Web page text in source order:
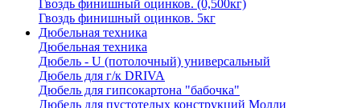
Гвоздь финишный оцинков. (0,500кг)
Гвоздь финишный оцинков. 5кг
Дюбельная техника
Дюбельная техника
Дюбель - U (потолочный) универсальный
Дюбель для г/к DRIVA
Дюбель для гипсокартона "бабочка"
Дюбель для пустотелых конструкций Молли